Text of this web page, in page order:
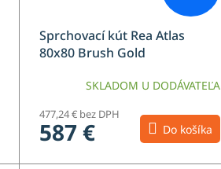
Sprchovací kút Rea Atlas
80x80 Brush Gold
SKLADOM U DODÁVATEĽA
477,24 € bez DPH
587 € Do košíka